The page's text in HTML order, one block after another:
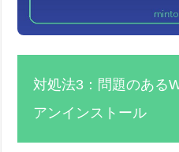
対処法3：問題のある
アンインストール